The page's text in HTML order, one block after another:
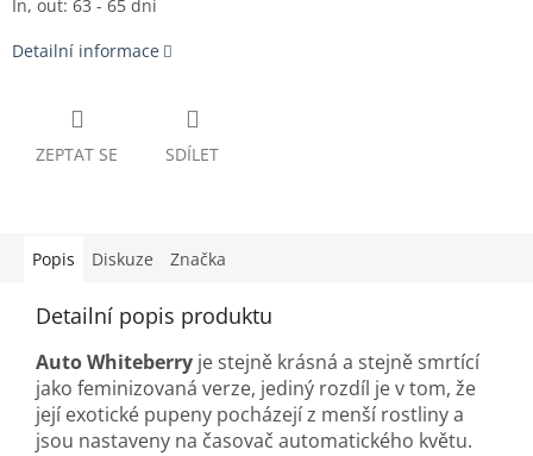
In, out: 63 - 65 dní
Detailní informace
ZEPTAT SE SDÍLET
Popis Diskuze Značka
Detailní popis produktu
Auto Whiteberry je stejně krásná a stejně smrtící
jako feminizovaná verze, jediný rozdíl je v tom, že
její exotické pupeny pocházejí z menší rostliny a
jsou nastaveny na časovač automatického květu.